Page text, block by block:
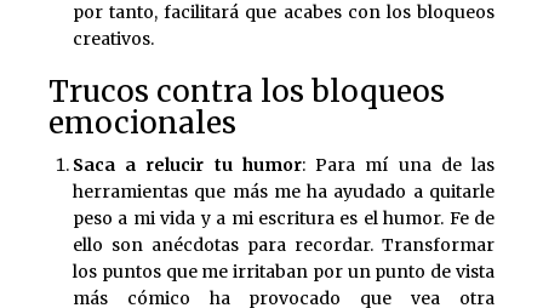
por tanto, facilitará que acabes con los bloqueos
creativos.
Trucos contra los bloqueos
emocionales
Saca a relucir tu humor: Para mí una de las
herramientas que más me ha ayudado a quitarle
peso a mi vida y a mi escritura es el humor. Fe de
ello son anécdotas para recordar. Transformar
los puntos que me irritaban por un punto de vista
más cómico ha provocado que vea otra